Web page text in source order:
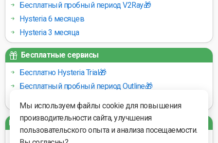
Мы используем файлы cookie для повышения
производительности сайта, улучшения
пользовательского опыта и анализа посещаемости.
Бесплатный пробный период V2Ray🎁
Hysteria 6 месяцев
Hysteria 3 месяца
Бесплатные сервисы
Бесплатно Hysteria Trial🎁
Бесплатный пробный период Outline🎁
Бесплатный пробный период V2Ray🎁
Платёжные шлюзы